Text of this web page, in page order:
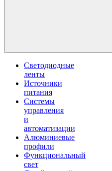
Светодиодные
ленты
Источники
питания
Системы
управления
и
автоматизации
Алюминиевые
профили
Функциональный
свет